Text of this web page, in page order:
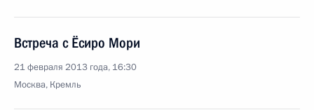
Встреча с Ёсиро Мори
21 февраля 2013 года, 16:30
Москва, Кремль